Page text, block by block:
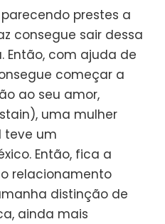
prestes a
consegue sair dessa
Então, com ajuda de
começar a
ao seu amor,
uma mulher
teve um
Então, fica a
relacionamento
distinção de
ainda mais